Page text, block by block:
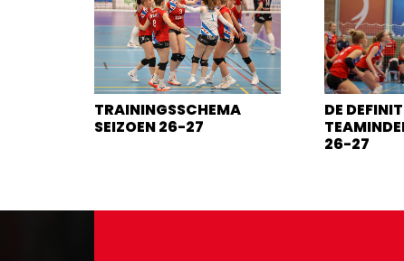
TRAININGSSCHEMA
SEIZOEN 26-27
DE
26-27